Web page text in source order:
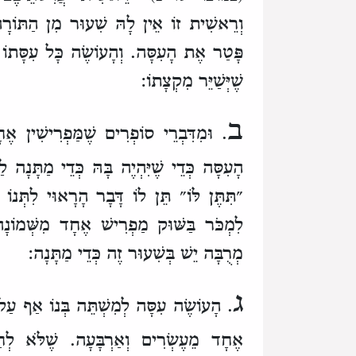
וְרֵאשִׁית זוֹ אֵין לָהּ שִׁעוּר מִן
פָּטַר אֶת הָעִסָּה. וְהָעוֹשֶׂה כָּל
שֶׁיְּשַׁיֵּר מִקְצָתוֹ:
ב. וּמִדִּבְרֵי סוֹפְרִים שֶׁמַּפְרִישִׁין
הָעִסָּה כְּדֵי שֶׁיִּהְיֶה בָּהּ כְּדֵי מַתָּנָה
״תִּתֶּן לּוֹ״ תֵּן לוֹ דָּבָר הָרָאוּי
לִמְכֹּר בַּשּׁוּק מַפְרִישׁ אֶחָד
מְרֻבָּה יֵשׁ בְּשִׁעוּר זֶה כְּדֵי מַתָּנָה:
ג. הָעוֹשֶׂה עִסָּה לְמִשְׁתֵּה בְּנוֹ אַף
אֶחָד מֵעֶשְׂרִים וְאַרְבָּעָה. שֶׁלֹּא